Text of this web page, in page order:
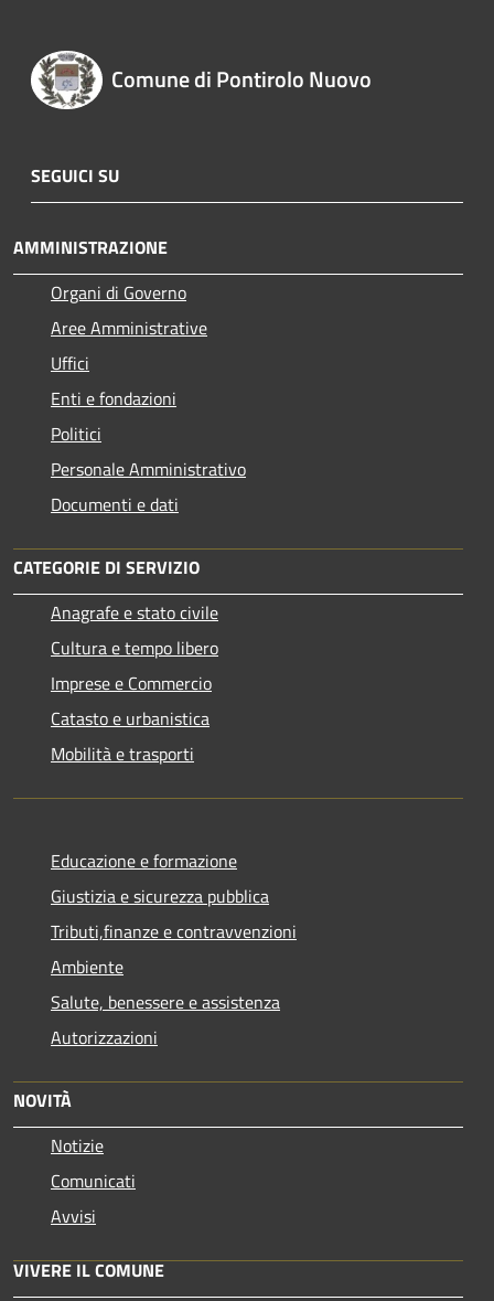
Comune di Pontirolo Nuovo
SEGUICI SU
AMMINISTRAZIONE
Organi di Governo
Aree Amministrative
Uffici
Enti e fondazioni
Politici
Personale Amministrativo
Documenti e dati
CATEGORIE DI SERVIZIO
Anagrafe e stato civile
Cultura e tempo libero
Imprese e Commercio
Catasto e urbanistica
Mobilità e trasporti
Educazione e formazione
Giustizia e sicurezza pubblica
Tributi,finanze e contravvenzioni
Ambiente
Salute, benessere e assistenza
Autorizzazioni
NOVITÀ
Notizie
Comunicati
Avvisi
VIVERE IL COMUNE